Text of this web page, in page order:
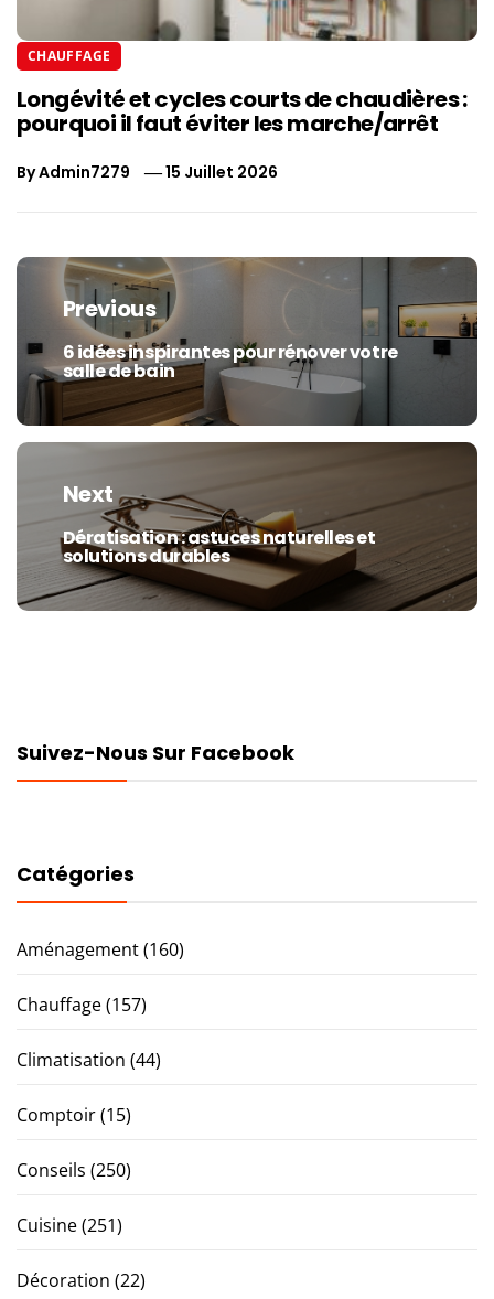
CHAUFFAGE
Longévité et cycles courts de chaudières :
pourquoi il faut éviter les marche/arrêt
ByAdmin7279 15 Juillet 2026
Navigation
l’article
Previous
Previous
post:
6 idées inspirantes pour rénover votre
salle de bain
Next
Next
post:
Dératisation : astuces naturelles et
solutions durables
Suivez-Nous Sur Facebook
Catégories
Aménagement(160)
Chauffage(157)
Climatisation (44)
Comptoir(15)
Conseils (250)
Cuisine(251)
Décoration (22)